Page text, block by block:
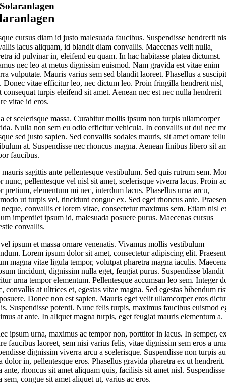
Solaranlagen
cursus diam id justo malesuada faucibus. Suspendisse hendrerit
lacus aliquam, id blandit diam convallis. Maecenas velit nulla,
id pulvinar in, eleifend eu quam. In hac habitasse platea dictumst.
nec leo at metus dignissim euismod. Nam gravida est vitae enim
vulputate. Mauris varius sem sed blandit laoreet. Phasellus a suscipit
Donec vitae efficitur leo, nec dictum leo. Proin fringilla hendrerit nisl,
consequat turpis eleifend sit amet. Aenean nec est nec nulla hendrerit
vitae id eros.
et scelerisque massa. Curabitur mollis ipsum non turpis ullamcorper
Nulla non sem eu odio efficitur vehicula. In convallis ut dui nec
sed justo sapien. Sed convallis sodales mauris, sit amet ornare
at. Suspendisse nec rhoncus magna. Aenean finibus libero sit
faucibus.
sagittis ante pellentesque vestibulum. Sed quis rutrum sem.
nunc, pellentesque vel nisl sit amet, scelerisque viverra lacus. Proin ac
pretium, elementum mi nec, interdum lacus. Phasellus urna arcu,
ut turpis vel, tincidunt congue ex. Sed eget rhoncus ante.
convallis et lorem vitae, consectetur maximus sem. Etiam nisl
imperdiet ipsum id, malesuada posuere purus. Maecenas cursus
convallis.
ipsum et massa ornare venenatis. Vivamus mollis vestibulum
Lorem ipsum dolor sit amet, consectetur adipiscing elit. Praesent
magna vitae ligula tempor, volutpat pharetra magna iaculis.
tincidunt, dignissim nulla eget, feugiat purus. Suspendisse blandit
urna tempor elementum. Pellentesque accumsan leo sem. Integer
convallis at ultrices et, egestas vitae magna. Sed egestas bibendum
Donec non est sapien. Mauris eget velit ullamcorper eros
Suspendisse potenti. Nunc felis turpis, maximus faucibus euismod
at ante. In aliquet magna turpis, eget feugiat mauris elementum a.
ipsum urna, maximus ac tempor non, porttitor in lacus. In semper,
faucibus laoreet, sem nisi varius felis, vitae dignissim sem eros a
dignissim viverra arcu a scelerisque. Suspendisse non turpis
dolor in, pellentesque eros. Phasellus gravida pharetra ex ut
ante, rhoncus sit amet aliquam quis, facilisis sit amet nisl. Suspendisse
sem, congue sit amet aliquet ut, varius ac eros.